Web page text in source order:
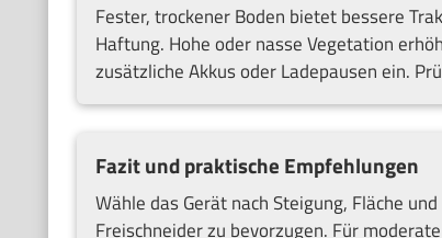
Fester, trockener Boden bietet bessere
Haftung. Hohe oder nasse Vegetation
zusätzliche Akkus oder Ladepausen ein.
Fazit und praktische Empfehlungen
Wähle das Gerät nach Steigung, Fläche
Freischneider zu bevorzugen. Für